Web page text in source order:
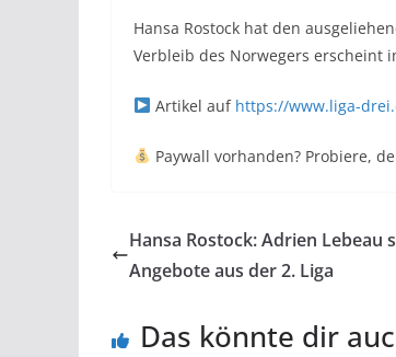
Hansa Rostock hat den
Verbleib des Norwegers erscheint
Artikel auf https://www.liga-
Paywall vorhanden? Probiere,
Hansa Rostock: Adrien Lebeau
Angebote aus der 2. Liga
Das könnte dir